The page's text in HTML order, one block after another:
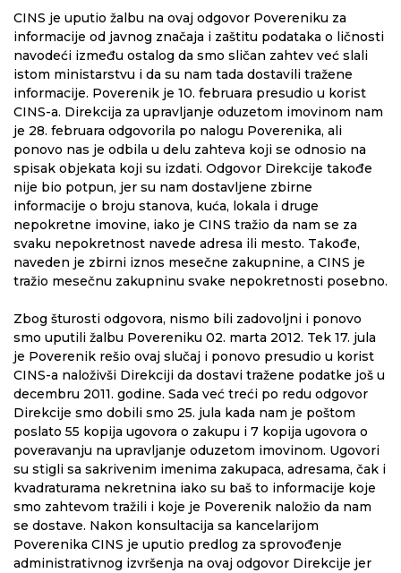
CINS je uputio žalbu na ovaj odgovor Povereniku za
informacije od javnog značaja i zaštitu podataka o ličnosti
navodeći između ostalog da smo sličan zahtev već slali
istom ministarstvu i da su nam tada dostavili tražene
informacije. Poverenik je 10. februara presudio u korist
CINS-a. Direkcija za upravljanje oduzetom imovinom nam
je 28. februara odgovorila po nalogu Poverenika, ali
ponovo nas je odbila u delu zahteva koji se odnosio na
spisak objekata koji su izdati. Odgovor Direkcije takođe
nije bio potpun, jer su nam dostavljene zbirne
informacije o broju stanova, kuća, lokala i druge
nepokretne imovine, iako je CINS tražio da nam se za
svaku nepokretnost navede adresa ili mesto. Takođe,
naveden je zbirni iznos mesečne zakupnine, a CINS je
tražio mesečnu zakupninu svake nepokretnosti posebno.
Zbog šturosti odgovora, nismo bili zadovoljni i ponovo
smo uputili žalbu Povereniku 02. marta 2012. Tek 17. jula
je Poverenik rešio ovaj slučaj i ponovo presudio u korist
CINS-a naloživši Direkciji da dostavi tražene podatke još u
decembru 2011. godine. Sada već treći po redu odgovor
Direkcije smo dobili smo 25. jula kada nam je poštom
poslato 55 kopija ugovora o zakupu i 7 kopija ugovora o
poveravanju na upravljanje oduzetom imovinom. Ugovori
su stigli sa sakrivenim imenima zakupaca, adresama, čak i
kvadraturama nekretnina iako su baš to informacije koje
smo zahtevom tražili i koje je Poverenik naložio da nam
se dostave. Nakon konsultacija sa kancelarijom
Poverenika CINS je uputio predlog za sprovođenje
administrativnog izvršenja na ovaj odgovor Direkcije jer